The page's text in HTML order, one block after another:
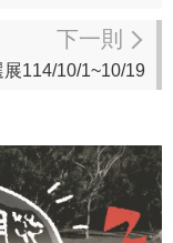
下一則
114/10/1~10/19